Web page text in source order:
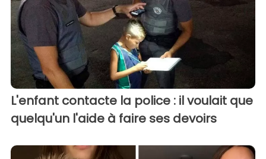
L'enfant contacte la police : il voulait que
quelqu'un l'aide à faire ses devoirs